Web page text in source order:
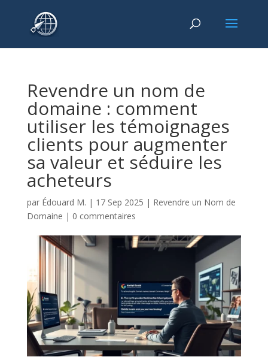
Revendre un nom de
domaine : comment
utiliser les témoignages
clients pour augmenter
sa valeur et séduire les
acheteurs
par Édouard M. | 17 Sep 2025 | Revendre un Nom de
Domaine | 0 commentaires